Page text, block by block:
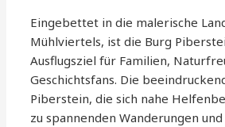
Eingebettet in die malerische
Mühlviertels, ist die Burg
Ausflugsziel für Familien,
Geschichtsfans. Die
Piberstein, die sich nahe
zu spannenden Wanderungen